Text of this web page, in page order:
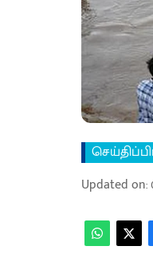
Updated on: